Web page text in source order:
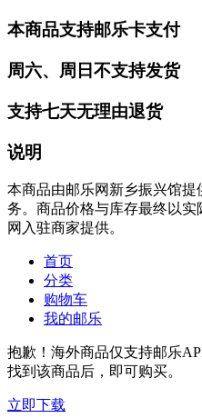
本商品支持邮乐卡支付
周六、周日不支持发货
支持七天无理由退货
说明
本商品由邮乐网新乡振兴馆
务。商品价格与库存最终以
网入驻商家提供。
首页
分类
购物车
我的邮乐
抱歉！海外商品仅支持邮乐
找到该商品后，即可购买。
立即下载